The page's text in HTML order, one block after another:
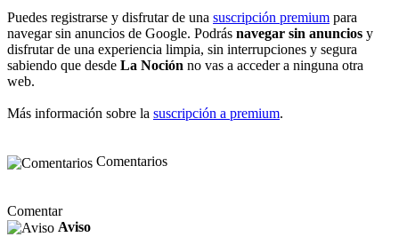
Puedes registrarse y disfrutar de una suscripción premium para
navegar sin anuncios de Google. Podrás navegar sin anuncios y
disfrutar de una experiencia limpia, sin interrupciones y segura
sabiendo que desde La Noción no vas a acceder a ninguna otra
web.
Más información sobre la suscripción a premium.
Comentarios
Comentar
Aviso